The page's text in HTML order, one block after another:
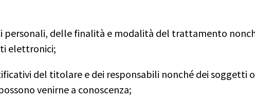
personali, delle finalità e modalità del trattamento
elettronici;
del titolare e dei responsabili nonché dei
venirne a conoscenza;